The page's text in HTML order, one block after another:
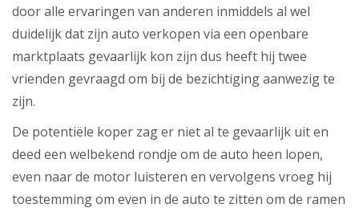
door alle ervaringen van anderen inmiddels al wel
duidelijk dat zijn auto verkopen via een openbare
marktplaats gevaarlijk kon zijn dus heeft hij twee
vrienden gevraagd om bij de bezichtiging aanwezig te
zijn.
De potentiële koper zag er niet al te gevaarlijk uit en
deed een welbekend rondje om de auto heen lopen,
even naar de motor luisteren en vervolgens vroeg hij
toestemming om even in de auto te zitten om de ramen